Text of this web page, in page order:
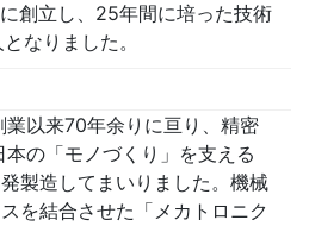
創立し、25年間に培った技術
なりました。
業以来70年余りに亘り、精密
の「モノづくり」を支える
製造してまいりました。機械
を結合させた「メカトロニク